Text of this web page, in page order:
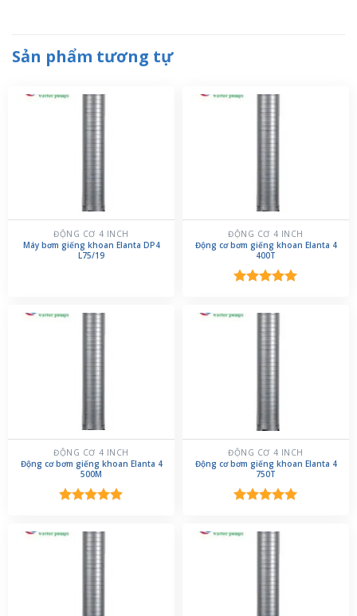
Sản phẩm tương tự
ĐỘNG CƠ 4 INCH
Máy bơm giếng khoan Elanta DP4
L75/19
ĐỘNG CƠ 4 INCH
Động cơ bơm giếng khoan Elanta 4
400T
5 sao
ĐỘNG CƠ 4 INCH
Động cơ bơm giếng khoan Elanta 4
500M
5 sao
ĐỘNG CƠ 4 INCH
Động cơ bơm giếng khoan Elanta 4
750T
5 sao